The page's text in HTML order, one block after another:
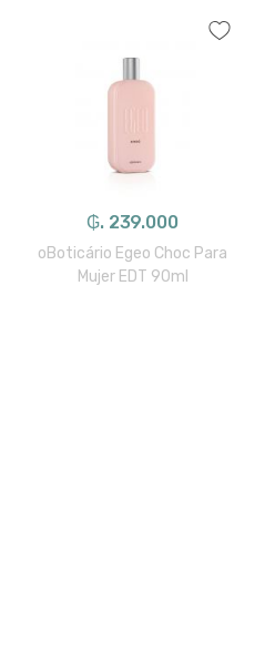
₲. 239.000
oBoticário Egeo Choc Para
Mujer EDT 90ml